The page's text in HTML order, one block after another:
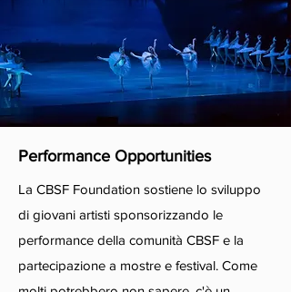
Performance Opportunities
La CBSF Foundation sostiene lo sviluppo
di giovani artisti sponsorizzando le
performance della comunità CBSF e la
partecipazione a mostre e festival. Come